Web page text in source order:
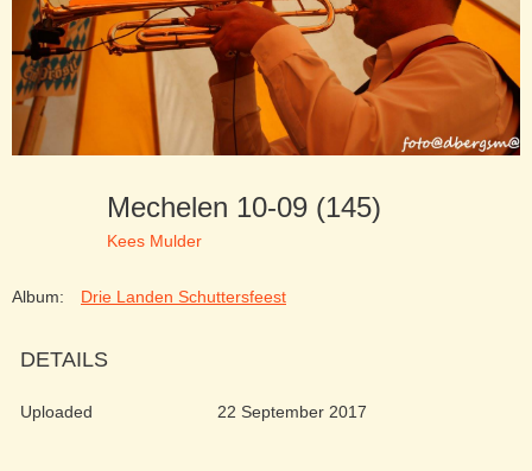
Mechelen 10-09 (145)
Kees Mulder
Album: Drie Landen Schuttersfeest
DETAILS
Uploaded 22 September 2017